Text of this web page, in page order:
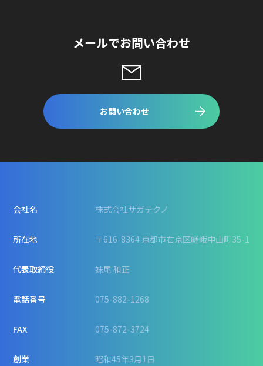
メールでお問い合わせ
お問い合わせ
会社名 株式会社サガテクノ
所在地 〒616-8364 京都市右京区嵯峨中山町35-1
代表取締役 妹尾 和正
電話番号 075-882-1268
FAX 075-872-3724
創業 昭和45年3月1日